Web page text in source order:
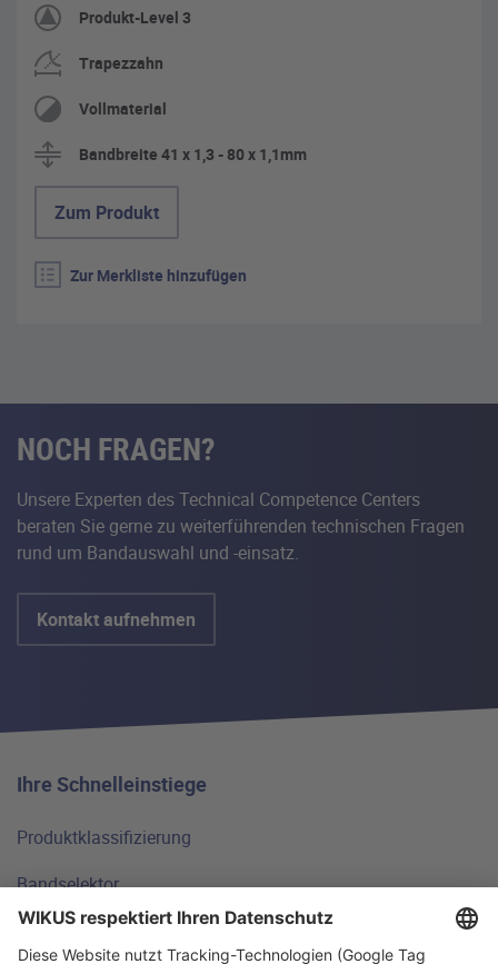
Produkt-Level 3
Trapezzahn
Vollmaterial
Bandbreite 41 x 1,3 - 80 x 1,1mm
Zum Produkt
Zur Merkliste hinzufügen
NOCH FRAGEN?
Unsere Experten des Technical Competence Centers
beraten Sie gerne zu weiterführenden technischen Fragen
rund um Bandauswahl und -einsatz.
Kontakt aufnehmen
Ihre Schnelleinstiege
Produktklassifizierung
Bandselektor
Technische Grundlagen